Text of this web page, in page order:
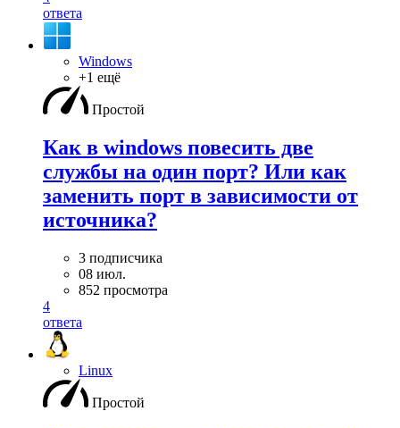
ответа
Windows
+1 ещё
Простой
Как в windows повесить две
службы на один порт? Или как
заменить порт в зависимости от
источника?
3 подписчика
08 июл.
852 просмотра
4
ответа
Linux
Простой